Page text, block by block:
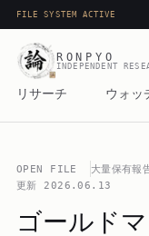
FILE SYSTEM ACTIVE
RONPYO
INDEPENDENT
リサーチ ウォッ
OPEN FILE 大量保有報
更新 2026.06.13
ゴールド